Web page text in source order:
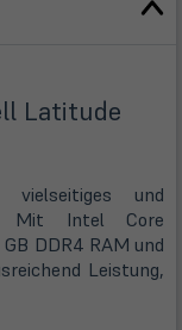
Latitude
und
Mit Intel Core
DDR4 RAM und
Leistung,